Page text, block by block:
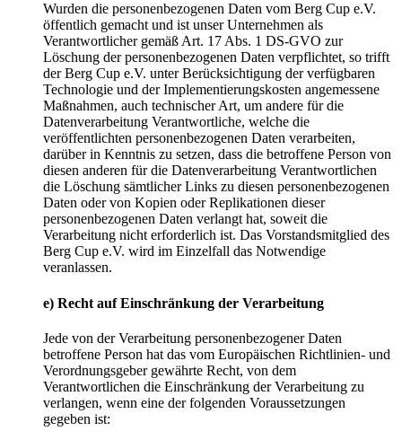
Wurden die personenbezogenen Daten vom Berg Cup e.V.
öffentlich gemacht und ist unser Unternehmen als
Verantwortlicher gemäß Art. 17 Abs. 1 DS-GVO zur
Löschung der personenbezogenen Daten verpflichtet, so trifft
der Berg Cup e.V. unter Berücksichtigung der verfügbaren
Technologie und der Implementierungskosten angemessene
Maßnahmen, auch technischer Art, um andere für die
Datenverarbeitung Verantwortliche, welche die
veröffentlichten personenbezogenen Daten verarbeiten,
darüber in Kenntnis zu setzen, dass die betroffene Person von
diesen anderen für die Datenverarbeitung Verantwortlichen
die Löschung sämtlicher Links zu diesen personenbezogenen
Daten oder von Kopien oder Replikationen dieser
personenbezogenen Daten verlangt hat, soweit die
Verarbeitung nicht erforderlich ist. Das Vorstandsmitglied des
Berg Cup e.V. wird im Einzelfall das Notwendige
veranlassen.
e) Recht auf Einschränkung der Verarbeitung
Jede von der Verarbeitung personenbezogener Daten
betroffene Person hat das vom Europäischen Richtlinien- und
Verordnungsgeber gewährte Recht, von dem
Verantwortlichen die Einschränkung der Verarbeitung zu
verlangen, wenn eine der folgenden Voraussetzungen
gegeben ist: